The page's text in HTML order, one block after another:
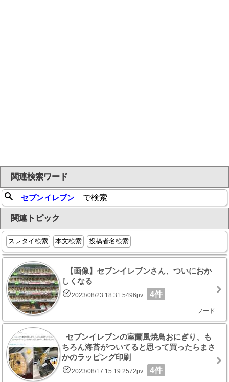
関連検索ワード
セブンイレブン で検索
関連トピック
スレタイ検索 本文検索 投稿者名検索
【画像】セブンイレブンさん、ついにおか
しくなる
2023/08/23 18:31 5496pv 4件
フード
セブンイレブンの室蘭風焼鳥おにぎり、も
ちろん海苔がついてると思って買ったらまさ
かのラッピング印刷
2023/08/17 15:19 2572pv 4件